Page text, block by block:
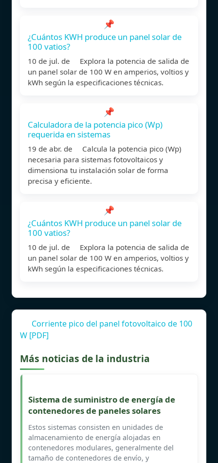
📌
¿Cuántos KWH produce un panel solar de
100 vatios?
10 de jul. de Explora la potencia de salida de
un panel solar de 100 W en amperios, voltios y
kWh según la especificaciones técnicas.
📌
Calculadora de la potencia pico (Wp)
requerida en sistemas
19 de abr. de Calcula la potencia pico (Wp)
necesaria para sistemas fotovoltaicos y
dimensiona tu instalación solar de forma
precisa y eficiente.
📌
¿Cuántos KWH produce un panel solar de
100 vatios?
10 de jul. de Explora la potencia de salida de
un panel solar de 100 W en amperios, voltios y
kWh según la especificaciones técnicas.
Corriente pico del panel fotovoltaico de 100
W [PDF]
Más noticias de la industria
Sistema de suministro de energía de
contenedores de paneles solares
Estos sistemas consisten en unidades de
almacenamiento de energía alojadas en
contenedores modulares, generalmente del
tamaño de contenedores de envío, y